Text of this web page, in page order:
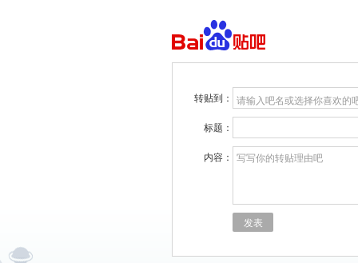
转贴到： 请输入吧名或选择你喜欢的
标题：
内容： 写写你的转贴理由吧
发表